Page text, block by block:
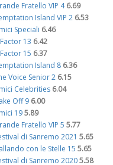
Fratello VIP 4 6.69
Island VIP 2 6.53
Speciali 6.46
13 6.42
15 6.37
Island 8 6.36
Voice Senior 2 6.15
Celebrities 6.04
Off 9 6.00
19 5.89
Fratello VIP 5 5.77
di Sanremo 2021 5.65
con le Stelle 15 5.65
di Sanremo 2020 5.58